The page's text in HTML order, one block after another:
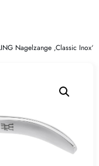
Nagelzange ‚Classic Inox‘